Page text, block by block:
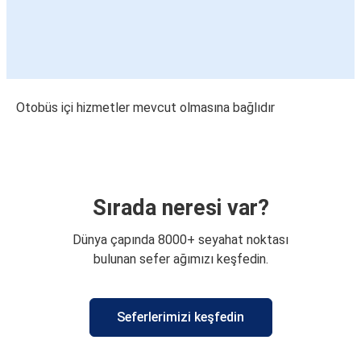
Otobüs içi hizmetler mevcut olmasına bağlıdır
Sırada neresi var?
Dünya çapında 8000+ seyahat noktası
bulunan sefer ağımızı keşfedin.
Seferlerimizi keşfedin